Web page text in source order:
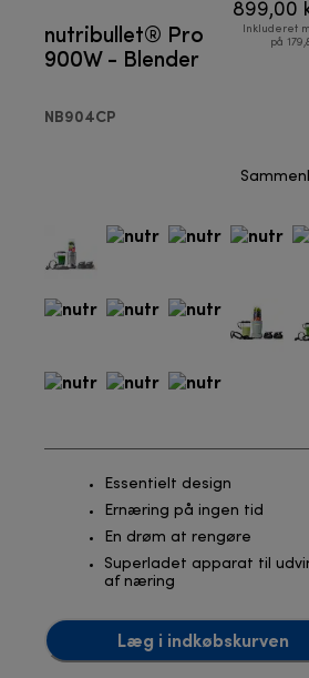
nutribullet® Pro
900W - Blender
NB904CP
899,00
Inkluderet
på
Essentielt design
Ernæring på ingen tid
En drøm at rengøre
Superladet apparat til
af næring
Læg i indkøbskurven